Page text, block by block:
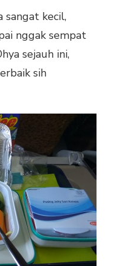
sangat kecil,
nggak sempat
sejauh ini,
sih